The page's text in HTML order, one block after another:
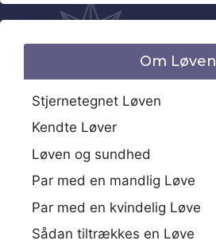
Om Løven
Stjernetegnet Løven
Kendte Løver
Løven og sundhed
Par med en mandlig Løve
Par med en kvindelig Løve
Sådan tiltrækkes en Løve